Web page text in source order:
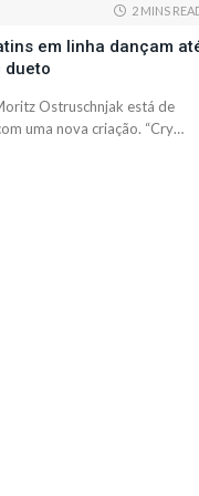
2 MINS
em linha dançam
dueto
Ostruschnjak está de
uma nova criação. “Cry…